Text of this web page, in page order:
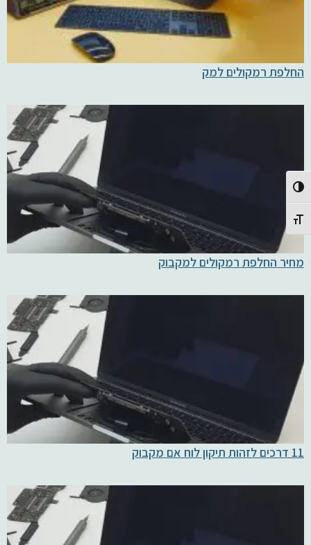
Toggle High Contrast
Toggle Font size
החלפת רמקולים למק
מחיר החלפת רמקולים למקבוק
11 דרכים לזהות תיקון לוח אם מקבוק